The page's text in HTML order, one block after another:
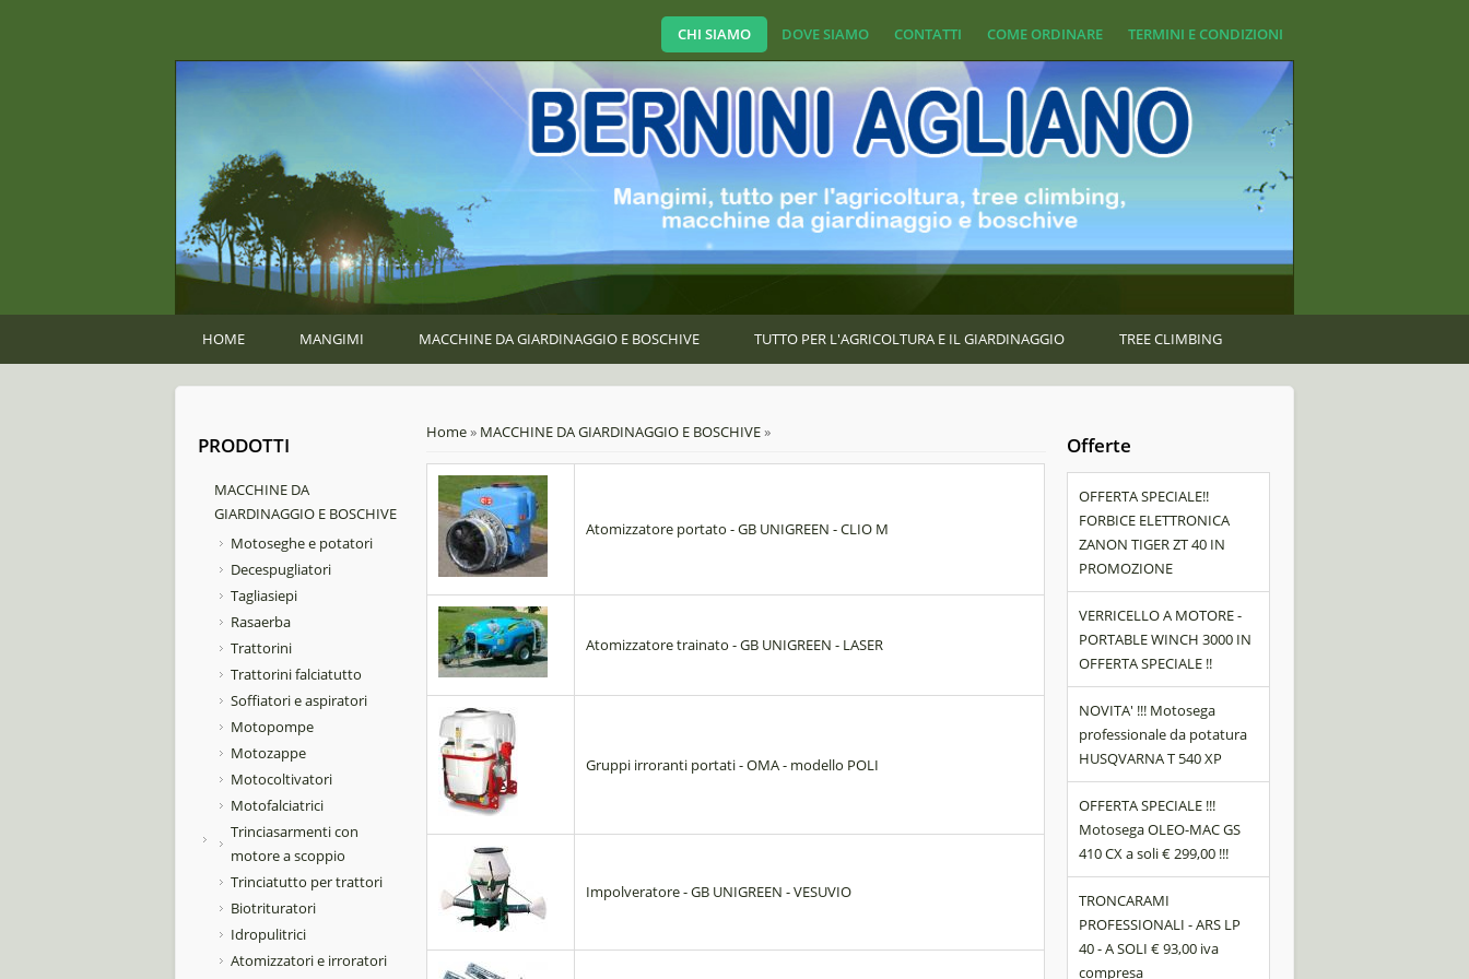
CHI SIAMO DOVE SIAMO CONTATTI COME ORDINARE TERMINI E CONDIZIONI
HOME MANGIMI MACCHINE DA GIARDINAGGIO E BOSCHIVE TUTTO PER L'AGRICOLTURA E IL GIARDINAGGIO TREE CLIMBING
You are here
Home» MACCHINE DA GIARDINAGGIO E BOSCHIVE»
Atomizzatore portato - GB UNIGREEN - CLIO M
Atomizzatore trainato - GB UNIGREEN - LASER
Gruppi irroranti portati - OMA - modello POLI
Impolveratore - GB UNIGREEN - VESUVIO
PRODOTTI
MACCHINE DA
GIARDINAGGIO E BOSCHIVE
Motoseghe e potatori
Decespugliatori
Tagliasiepi
Rasaerba
Trattorini
Trattorini falciatutto
Soffiatori e aspiratori
Motopompe
Motozappe
Motocoltivatori
Motofalciatrici
Trinciasarmenti con
motore a scoppio
Trinciatutto per trattori
Biotrituratori
Idropulitrici
Atomizzatori e irroratori
Offerte
OFFERTA SPECIALE!!
FORBICE ELETTRONICA
ZANON TIGER ZT 40 IN
PROMOZIONE
VERRICELLO A MOTORE -
PORTABLE WINCH 3000 IN
OFFERTA SPECIALE !!
NOVITA' !!! Motosega
professionale da potatura
HUSQVARNA T 540 XP
OFFERTA SPECIALE !!!
Motosega OLEO-MAC GS
410 CX a soli € 299,00 !!!
TRONCARAMI
PROFESSIONALI - ARS LP
40 - A SOLI € 93,00 iva
compresa